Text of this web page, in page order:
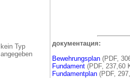
kein Typ
angegeben
документация:
Bewehrungsplan (PDF,
Fundament (PDF, 237,60
Fundamentplan (PDF,